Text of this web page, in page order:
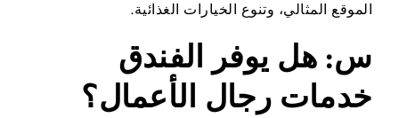
الموقع المثالي، وتنوع الخيارات الغذائية.
س: هل يوفر الفندق
خدمات رجال الأعمال؟